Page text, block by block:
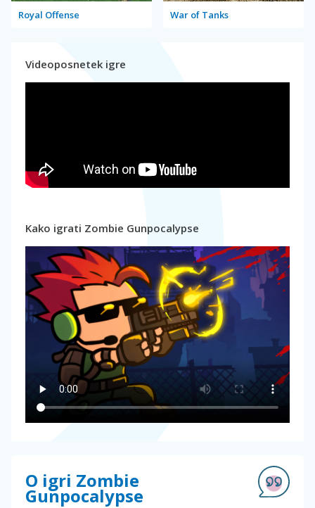
Royal Offense War of Tanks
Videoposnetek igre
Kako igrati Zombie Gunpocalypse
O igri Zombie
Gunpocalypse